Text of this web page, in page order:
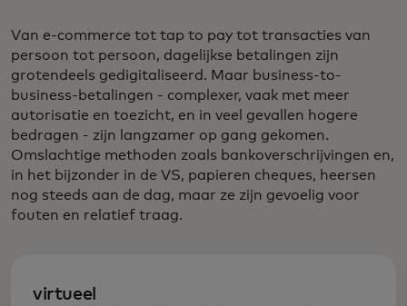
Van e-commerce tot tap to pay tot transacties van
persoon tot persoon, dagelijkse betalingen zijn
grotendeels gedigitaliseerd. Maar business-to-
business-betalingen - complexer, vaak met meer
autorisatie en toezicht, en in veel gevallen hogere
bedragen - zijn langzamer op gang gekomen.
Omslachtige methoden zoals bankoverschrijvingen en,
in het bijzonder in de VS, papieren cheques, heersen
nog steeds aan de dag, maar ze zijn gevoelig voor
fouten en relatief traag.
virtueel